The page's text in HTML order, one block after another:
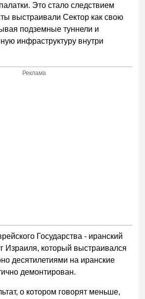
Это стало следствием
выстраивали Сектор как свою
подземные туннели и
инфраструктуру внутри
Реклама
Государства - иранский
Израиля, который выстраивался
десятилетиями на иранские
демонтирован.
о котором говорят меньше,